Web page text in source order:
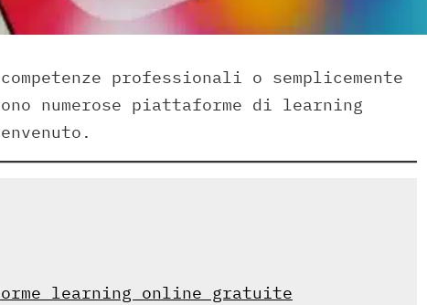
professionali o semplicemente
numerose piattaforme di learning
learning online gratuite